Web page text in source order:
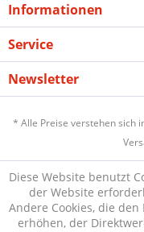
Informationen
Service
Newsletter
* Alle Preise verstehen sich
Diese Website benutzt
der Website
Andere Cookies, die
erhöhen, der